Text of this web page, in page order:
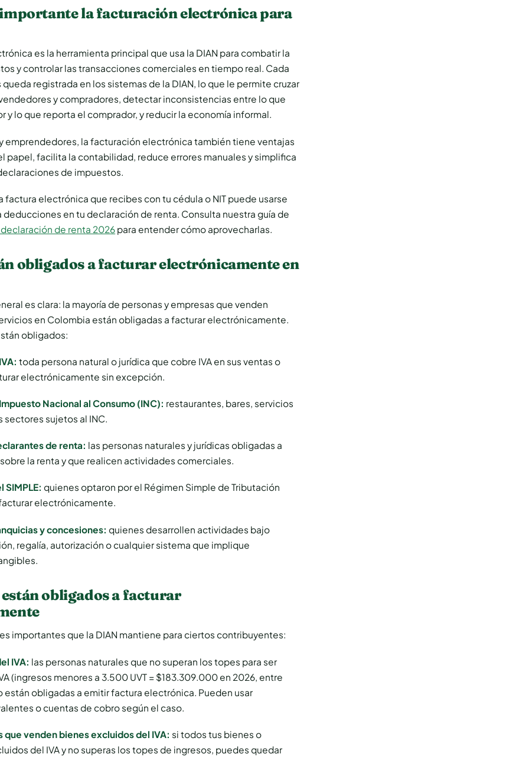
importante la facturación electrónica para
es la herramienta principal que usa la DIAN para combatir la
y controlar las transacciones comerciales en tiempo real. Cada
registrada en los sistemas de la DIAN, lo que le permite cruzar
y compradores, detectar inconsistencias entre lo que
y lo que reporta el comprador, y reducir la economía informal.
emprendedores, la facturación electrónica también tiene ventajas
papel, facilita la contabilidad, reduce errores manuales y simplifica
de impuestos.
factura electrónica que recibes con tu cédula o NIT puede usarse
en tu declaración de renta. Consulta nuestra guía de
de renta 2026 para entender cómo aprovecharlas.
obligados a facturar electrónicamente en
es clara: la mayoría de personas y empresas que venden
en Colombia están obligadas a facturar electrónicamente.
obligados:
toda persona natural o jurídica que cobre IVA en sus ventas o
electrónicamente sin excepción.
Nacional al Consumo (INC): restaurantes, bares, servicios
sectores sujetos al INC.
de renta: las personas naturales y jurídicas obligadas a
la renta y que realicen actividades comerciales.
quienes optaron por el Régimen Simple de Tributación
electrónicamente.
y concesiones: quienes desarrollen actividades bajo
regalía, autorización o cualquier sistema que implique
están obligados a facturar
importantes que la DIAN mantiene para ciertos contribuyentes:
IVA: las personas naturales que no superan los topes para ser
(ingresos menores a 3.500 UVT = $183.309.000 en 2026, entre
están obligadas a emitir factura electrónica. Pueden usar
o cuentas de cobro según el caso.
que venden bienes excluidos del IVA: si todos tus bienes o
del IVA y no superas los topes de ingresos, puedes quedar